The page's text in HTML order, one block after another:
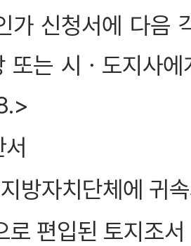
가 신청서에 다음
또는 시ㆍ도지사
방자치단체에 귀
로 편입된 토지조서